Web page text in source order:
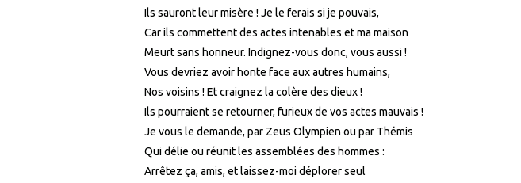
Ils sauront leur misère ! Je le ferais si je pouvais,
Car ils commettent des actes intenables et ma maison
Meurt sans honneur. Indignez-vous donc, vous aussi !
Vous devriez avoir honte face aux autres humains,
Nos voisins ! Et craignez la colère des dieux !
Ils pourraient se retourner, furieux de vos actes mauvais !
Je vous le demande, par Zeus Olympien ou par Thémis
Qui délie ou réunit les assemblées des hommes :
Arrêtez ça, amis, et laissez-moi déplorer seul